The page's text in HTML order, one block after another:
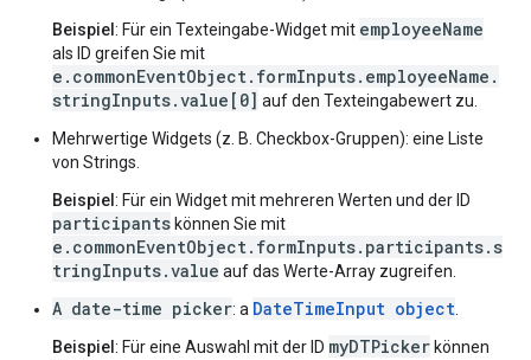
Beispiel : Für ein Texteingabe-Widget mit employeeName
als ID greifen Sie mit
e.commonEventObject.formInputs.employeeName.
stringInputs.value[0] auf den Texteingabewert zu.
Mehrwertige Widgets (z. B. Checkbox-Gruppen): eine Liste
von Strings.
Beispiel : Für ein Widget mit mehreren Werten und der ID
participants können Sie mit
e.commonEventObject.formInputs.participants.s
tringInputs.value auf das Werte-Array zugreifen.
A date-time picker: a DateTimeInput object
Beispiel : Für eine Auswahl mit der ID myDTPicker können